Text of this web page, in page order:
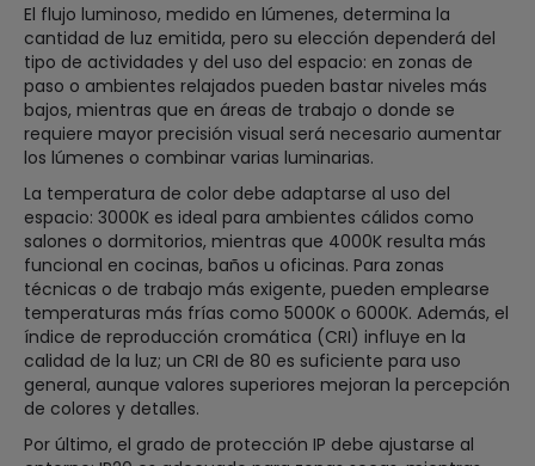
El flujo luminoso, medido en lúmenes, determina la
cantidad de luz emitida, pero su elección dependerá del
tipo de actividades y del uso del espacio: en zonas de
paso o ambientes relajados pueden bastar niveles más
bajos, mientras que en áreas de trabajo o donde se
requiere mayor precisión visual será necesario aumentar
los lúmenes o combinar varias luminarias.
La temperatura de color debe adaptarse al uso del
espacio: 3000K es ideal para ambientes cálidos como
salones o dormitorios, mientras que 4000K resulta más
funcional en cocinas, baños u oficinas. Para zonas
técnicas o de trabajo más exigente, pueden emplearse
temperaturas más frías como 5000K o 6000K. Además, el
índice de reproducción cromática (CRI) influye en la
calidad de la luz; un CRI de 80 es suficiente para uso
general, aunque valores superiores mejoran la percepción
de colores y detalles.
Por último, el grado de protección IP debe ajustarse al